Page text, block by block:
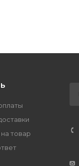
товар